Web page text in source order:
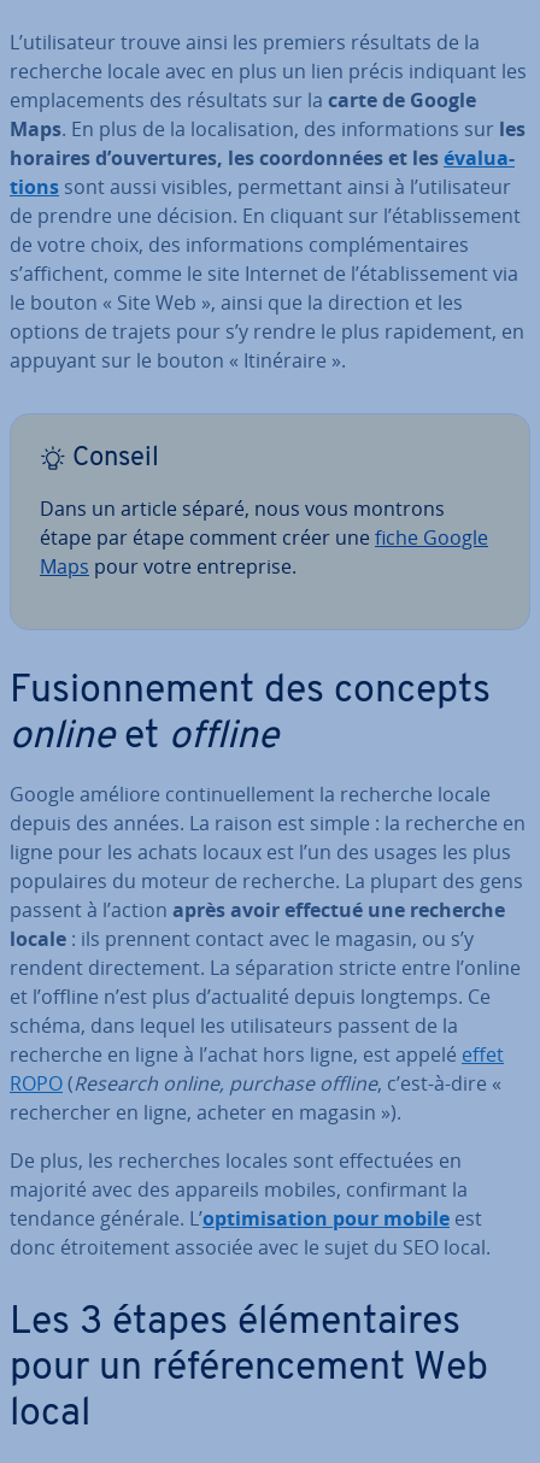
L’uti­li­sa­teur trouve ainsi les premiers résultats de la
recherche locale avec en plus un lien précis indiquant les
em­pla­ce­ments des résultats sur la carte de Google
Maps. En plus de la lo­ca­li­sa­tion, des in­for­ma­tions sur les
horaires d’ou­ver­tures, les coor­don­nées et leséva­lua­
tions sont aussi visibles, per­met­tant ainsi à l’uti­li­sa­teur
de prendre une décision. En cliquant sur l’éta­blis­se­ment
de votre choix, des in­for­ma­tions com­plé­men­taires
s’affichent, comme le site Internet de l’éta­blis­se­ment via
le bouton « Site Web », ainsi que la direction et les
options de trajets pour s’y rendre le plus ra­pi­de­ment, en
appuyant sur le bouton « Iti­né­raire ».
Conseil
Dans un article séparé, nous vous montrons
étape par étape comment créer une fiche Google
Maps pour votre en­tre­prise.
Fu­sion­ne­ment des concepts
onlineet offline
Google améliore con­ti­nuel­le­ment la recherche locale
depuis des années. La raison est simple : la recherche en
ligne pour les achats locaux est l’un des usages les plus
po­pu­laires du moteur de recherche. La plupart des gens
passent à l’action après avoir effectué une recherche
locale : ils prennent contact avec le magasin, ou s’y
rendent di­rec­te­ment. La sé­pa­ra­tion stricte entre l’online
et l’offline n’est plus d’actualité depuis longtemps. Ce
schéma, dans lequel les uti­li­sa­teurs passent de la
recherche en ligne à l’achat hors ligne, est appelé effet
ROPO(Research online, purchase offline, c’est-à-dire «
re­cher­cher en ligne, acheter en magasin »).
De plus, les re­cherches locales sont ef­fec­tuées en
majorité avec des appareils mobiles, con­fir­mant la
tendance générale. L’op­ti­mi­sa­tion pour mobile est
donc étroi­te­ment associée avec le sujet du SEO local.
Les 3 étapes élé­men­taires
pour un ré­fé­ren­ce­ment Web
local